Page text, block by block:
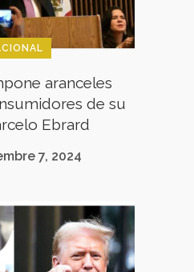
aranceles
de su
Ebrard
7, 2024